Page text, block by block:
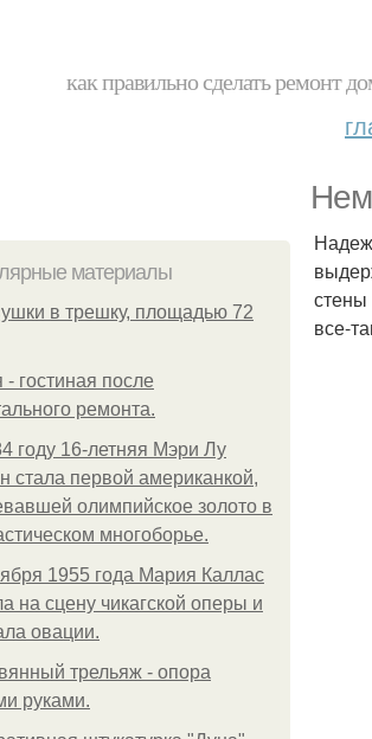
как правильно сделать ремонт
материалы
в трешку, площадью 72
- гостиная после
ремонта.
году 16-летняя Мэри Лу
стала первой американкой,
олимпийское золото в
многоборье.
1955 года Мария Каллас
на сцену чикагской оперы и
овации.
трельяж - опора
руками.
стены
все-